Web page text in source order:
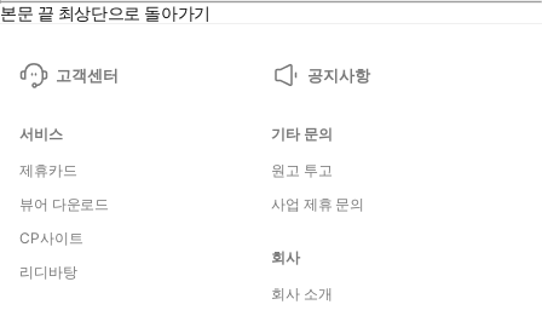
본문 끝 최상단으로 돌아가기
고객센터 공지사항
서비스
제휴카드
뷰어 다운로드
CP사이트
리디바탕
기타 문의
원고 투고
사업 제휴 문의
회사
회사 소개